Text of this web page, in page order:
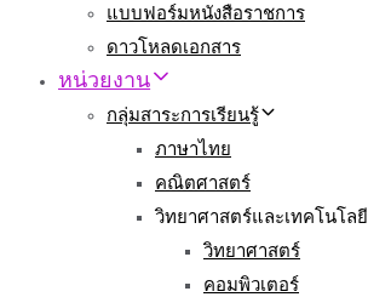
แบบฟอร์มหนังสือราชการ
ดาวโหลดเอกสาร
หน่วยงาน
กลุ่มสาระการเรียนรู้
ภาษาไทย
คณิตศาสตร์
วิทยาศาสตร์และเทคโนโลยี
วิทยาศาสตร์
คอมพิวเตอร์